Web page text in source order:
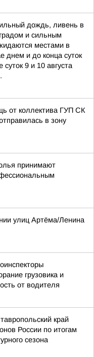
дождь, ливень в
и сильным
местами в
днем и до конца суток
суток 9 и 10 августа
от коллектива ГУП СК
в зону
принимают
улиц Артёма/Ленина
грузовика и
от водителя
край
России по итогам
сезона